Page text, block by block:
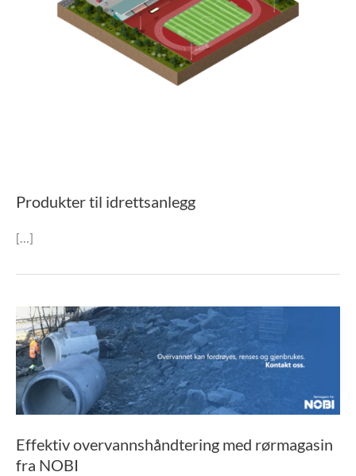
Produkter til idrettsanlegg
[…]
Effektiv overvannshåndtering med rørmagasin
fra NOBI